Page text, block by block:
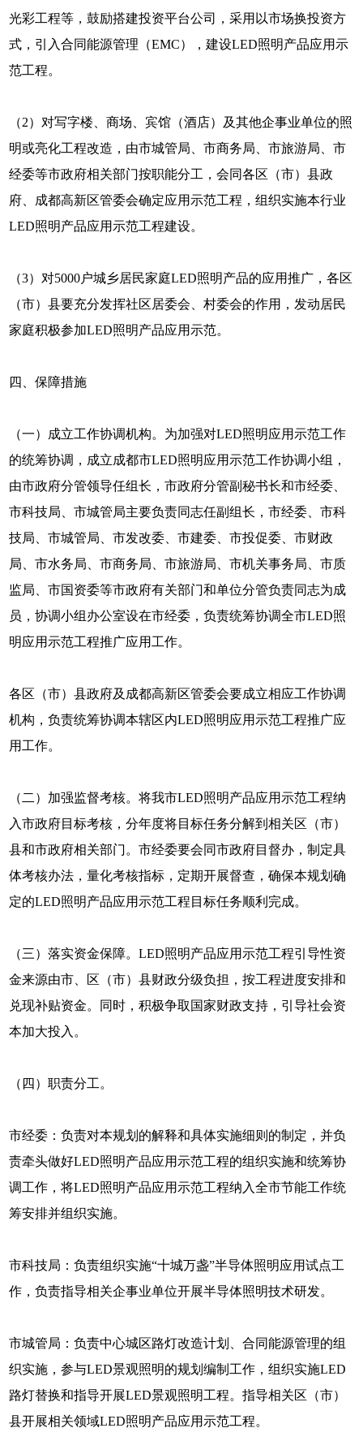
光彩工程等，鼓励搭建投资平台公司，采用以市场换投资方
式，引入合同能源管理（EMC），建设LED照明产品应用示
范工程。
（2）对写字楼、商场、宾馆（酒店）及其他企事业单位的照
明或亮化工程改造，由市城管局、市商务局、市旅游局、市
经委等市政府相关部门按职能分工，会同各区（市）县政
府、成都高新区管委会确定应用示范工程，组织实施本行业
LED照明产品应用示范工程建设。
（3）对5000户城乡居民家庭LED照明产品的应用推广，各区
（市）县要充分发挥社区居委会、村委会的作用，发动居民
家庭积极参加LED照明产品应用示范。
四、保障措施
（一）成立工作协调机构。为加强对LED照明应用示范工作
的统筹协调，成立成都市LED照明应用示范工作协调小组，
由市政府分管领导任组长，市政府分管副秘书长和市经委、
市科技局、市城管局主要负责同志任副组长，市经委、市科
技局、市城管局、市发改委、市建委、市投促委、市财政
局、市水务局、市商务局、市旅游局、市机关事务局、市质
监局、市国资委等市政府有关部门和单位分管负责同志为成
员，协调小组办公室设在市经委，负责统筹协调全市LED照
明应用示范工程推广应用工作。
各区（市）县政府及成都高新区管委会要成立相应工作协调
机构，负责统筹协调本辖区内LED照明应用示范工程推广应
用工作。
（二）加强监督考核。将我市LED照明产品应用示范工程纳
入市政府目标考核，分年度将目标任务分解到相关区（市）
县和市政府相关部门。市经委要会同市政府目督办，制定具
体考核办法，量化考核指标，定期开展督查，确保本规划确
定的LED照明产品应用示范工程目标任务顺利完成。
（三）落实资金保障。LED照明产品应用示范工程引导性资
金来源由市、区（市）县财政分级负担，按工程进度安排和
兑现补贴资金。同时，积极争取国家财政支持，引导社会资
本加大投入。
（四）职责分工。
市经委：负责对本规划的解释和具体实施细则的制定，并负
责牵头做好LED照明产品应用示范工程的组织实施和统筹协
调工作，将LED照明产品应用示范工程纳入全市节能工作统
筹安排并组织实施。
市科技局：负责组织实施“十城万盏”半导体照明应用试点工
作，负责指导相关企事业单位开展半导体照明技术研发。
市城管局：负责中心城区路灯改造计划、合同能源管理的组
织实施，参与LED景观照明的规划编制工作，组织实施LED
路灯替换和指导开展LED景观照明工程。指导相关区（市）
县开展相关领域LED照明产品应用示范工程。